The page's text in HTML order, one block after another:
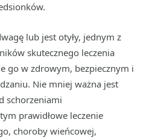
lub jest otyły, jednym z
skutecznego leczenia
go w zdrowym, bezpiecznym i
Nie mniej ważna jest
schorzeniami
prawidłowe leczenie
choroby wieńcowej,